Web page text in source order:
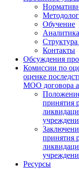
Обучение
Аналитика
Контакты
Обсуждения
Комиссии по
оценке
МОО договора
принятия
принятия
Ресурсы